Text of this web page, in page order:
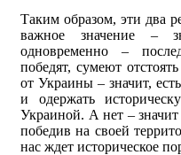
Таким образом, эти два
важное значение –
одновременно –
победят, сумеют
от Украины – значит,
и одержать
Украиной. А нет – значит
победив на своей
нас ждет историческое